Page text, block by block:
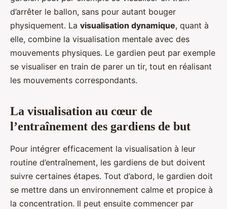
d’arrêter le ballon, sans pour autant bouger
physiquement. La visualisation dynamique, quant à
elle, combine la visualisation mentale avec des
mouvements physiques. Le gardien peut par exemple
se visualiser en train de parer un tir, tout en réalisant
les mouvements correspondants.
La visualisation au cœur de
l’entraînement des gardiens de but
Pour intégrer efficacement la visualisation à leur
routine d’entraînement, les gardiens de but doivent
suivre certaines étapes. Tout d’abord, le gardien doit
se mettre dans un environnement calme et propice à
la concentration. Il peut ensuite commencer par